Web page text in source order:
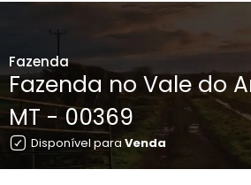
Fazenda
Fazenda no Vale do
MT - 00369
Disponível para Venda